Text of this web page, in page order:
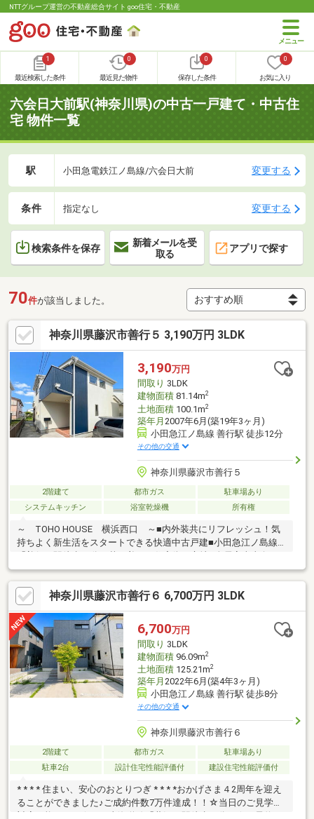
NTTグループ運営の不動産総合サイト goo住宅・不動産
1
最近検索した条件
0
最近見た物件
0
保存した条件
0
お気に入り
六会日大前駅(神奈川県)の中古一戸建て・中古住
宅 物件一覧
駅 小田急電鉄江ノ島線/六会日大前 変更する
条件 指定なし 変更する
検索条件を保存
新着メールを受
取る
アプリで探す
70件が該当しました。
神奈川県藤沢市善行５ 3,190万円 3LDK
3,190万円
間取り 3LDK
建物面積81.14m2
土地面積100.1m2
築年月 2007年6月(築19年3ヶ月)
小田急江ノ島線 善行駅 徒歩12分
その他の交通
神奈川県藤沢市善行５
2階建て 都市ガス
駐車場あり
システムキッチン
浴室乾燥機 所有権
～ TOHO HOUSE 横浜西口 ～■内外装共にリフレッシュ！気
持ちよく新生活をスタートできる快適中古戸建■小田急江ノ島線
き、陽当たりに恵まれた明るい住空間■各居室にたっぷりと収納
を確保した使い勝手の良い3LDKの間取り■生活の中心となるLDK
はご家族みんなで寛げるゆとりの広さ、15帖超の大空間です■カ
ースペース1台分ございます（車種によります）ご見学のご希望、
資料請求、ご質問などなど、お気軽にまずはお問い合わせくださ
い♪【フリーダイヤル： 0120-821-930 】
神奈川県藤沢市善行６ 6,700万円 3LDK
6,700万円
間取り 3LDK
建物面積96.09m2
土地面積125.21m2
築年月 2022年6月(築4年3ヶ月)
小田急江ノ島線 善行駅 徒歩8分
その他の交通
神奈川県藤沢市善行６
2階建て 都市ガス
駐車場あり
駐車2台
設計住宅性能評価付 建設住宅性能評価付
* * * * 住まい、安心のおとりつぎ * * * *おかげさま４2周年を迎え
ることができました♪ご成約件数7万件達成！！☆当日のご見学も